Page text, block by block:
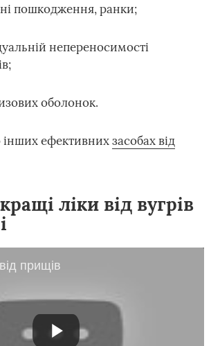
пошкодження, ранки;
непереносимості
оболонок.
інших ефективнихзасобах від
ліки від вугрів
прищів